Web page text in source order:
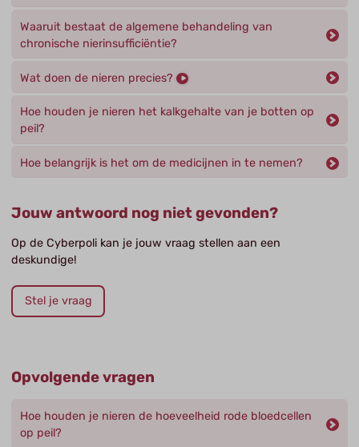
Waaruit bestaat de algemene behandeling van
chronische nierinsufficiëntie?
Wat doen de nieren precies?
Hoe houden je nieren het kalkgehalte van je botten op
peil?
Hoe belangrijk is het om de medicijnen in te nemen?
Jouw antwoord nog niet gevonden?
Op de Cyberpoli kan je jouw vraag stellen aan een
deskundige!
Stel je vraag
Opvolgende vragen
Hoe houden je nieren de hoeveelheid rode bloedcellen
op peil?